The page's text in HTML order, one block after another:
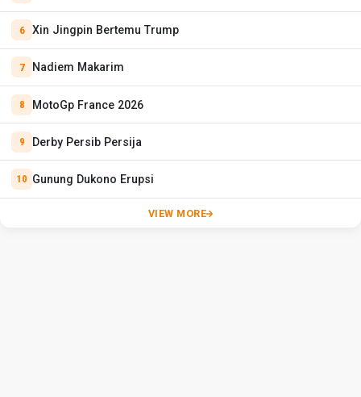
Xin Jingpin Bertemu Trump
Nadiem Makarim
MotoGp France 2026
Derby Persib Persija
Gunung Dukono Erupsi
VIEW MORE